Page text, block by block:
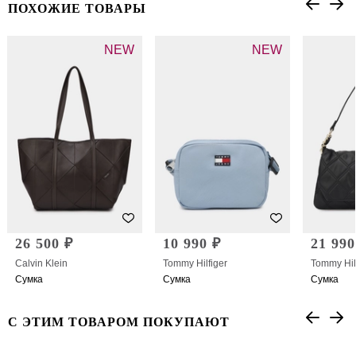
ПОХОЖИЕ ТОВАРЫ
NEW
26 500 ₽
Calvin Klein
Сумка
NEW
10 990 ₽
Tommy Hilfiger
Сумка
21
Tommy
Сумка
С ЭТИМ ТОВАРОМ ПОКУПАЮТ